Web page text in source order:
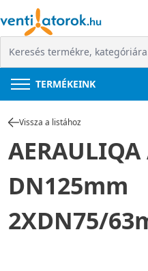
TERMÉKEINK
Vissza a listához
AERAULIQA
DN125mm
2XDN75/